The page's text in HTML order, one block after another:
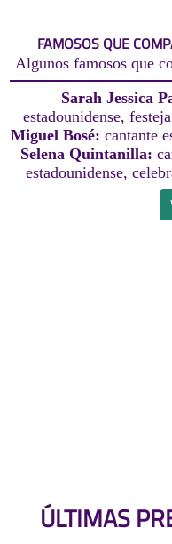
FAMOSOS QUE
Algunos famosos que
Sarah Jessica
estadounidense,
Miguel Bosé: cantante
Selena Quintanilla:
estadounidense,
ÚLTIMAS